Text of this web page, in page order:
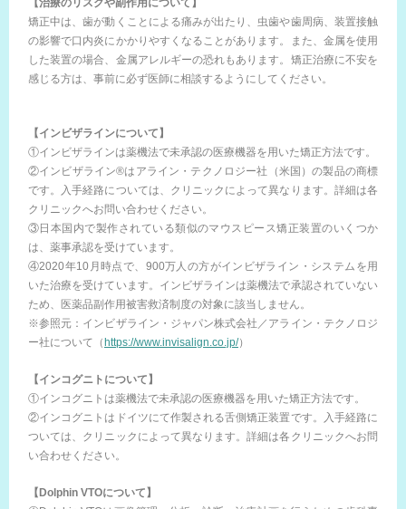
【治療のリスクや副作用について】
矯正中は、歯が動くことによる痛みが出たり、虫歯や歯周病、装置接触
の影響で口内炎にかかりやすくなることがあります。また、金属を使用
した装置の場合、金属アレルギーの恐れもあります。矯正治療に不安を
感じる方は、事前に必ず医師に相談するようにしてください。
【インビザラインについて】
①インビザラインは薬機法で未承認の医療機器を用いた矯正方法です。
②インビザライン®はアライン・テクノロジー社（米国）の製品の商標
です。入手経路については、クリニックによって異なります。詳細は各
クリニックへお問い合わせください。
③日本国内で製作されている類似のマウスピース矯正装置のいくつか
は、薬事承認を受けています。
④2020年10月時点で、900万人の方がインビザライン・システムを用
いた治療を受けています。インビザラインは薬機法で承認されていない
ため、医薬品副作用被害救済制度の対象に該当しません。
※参照元：インビザライン・ジャパン株式会社／アライン・テクノロジ
ー社について（ https://www.invisalign.co.jp/）
【インコグニトについて】
①インコグニトは薬機法で未承認の医療機器を用いた矯正方法です。
②インコグニトはドイツにて作製される舌側矯正装置です。入手経路に
ついては、クリニックによって異なります。詳細は各クリニックへお問
い合わせください。
【Dolphin VTOについて】